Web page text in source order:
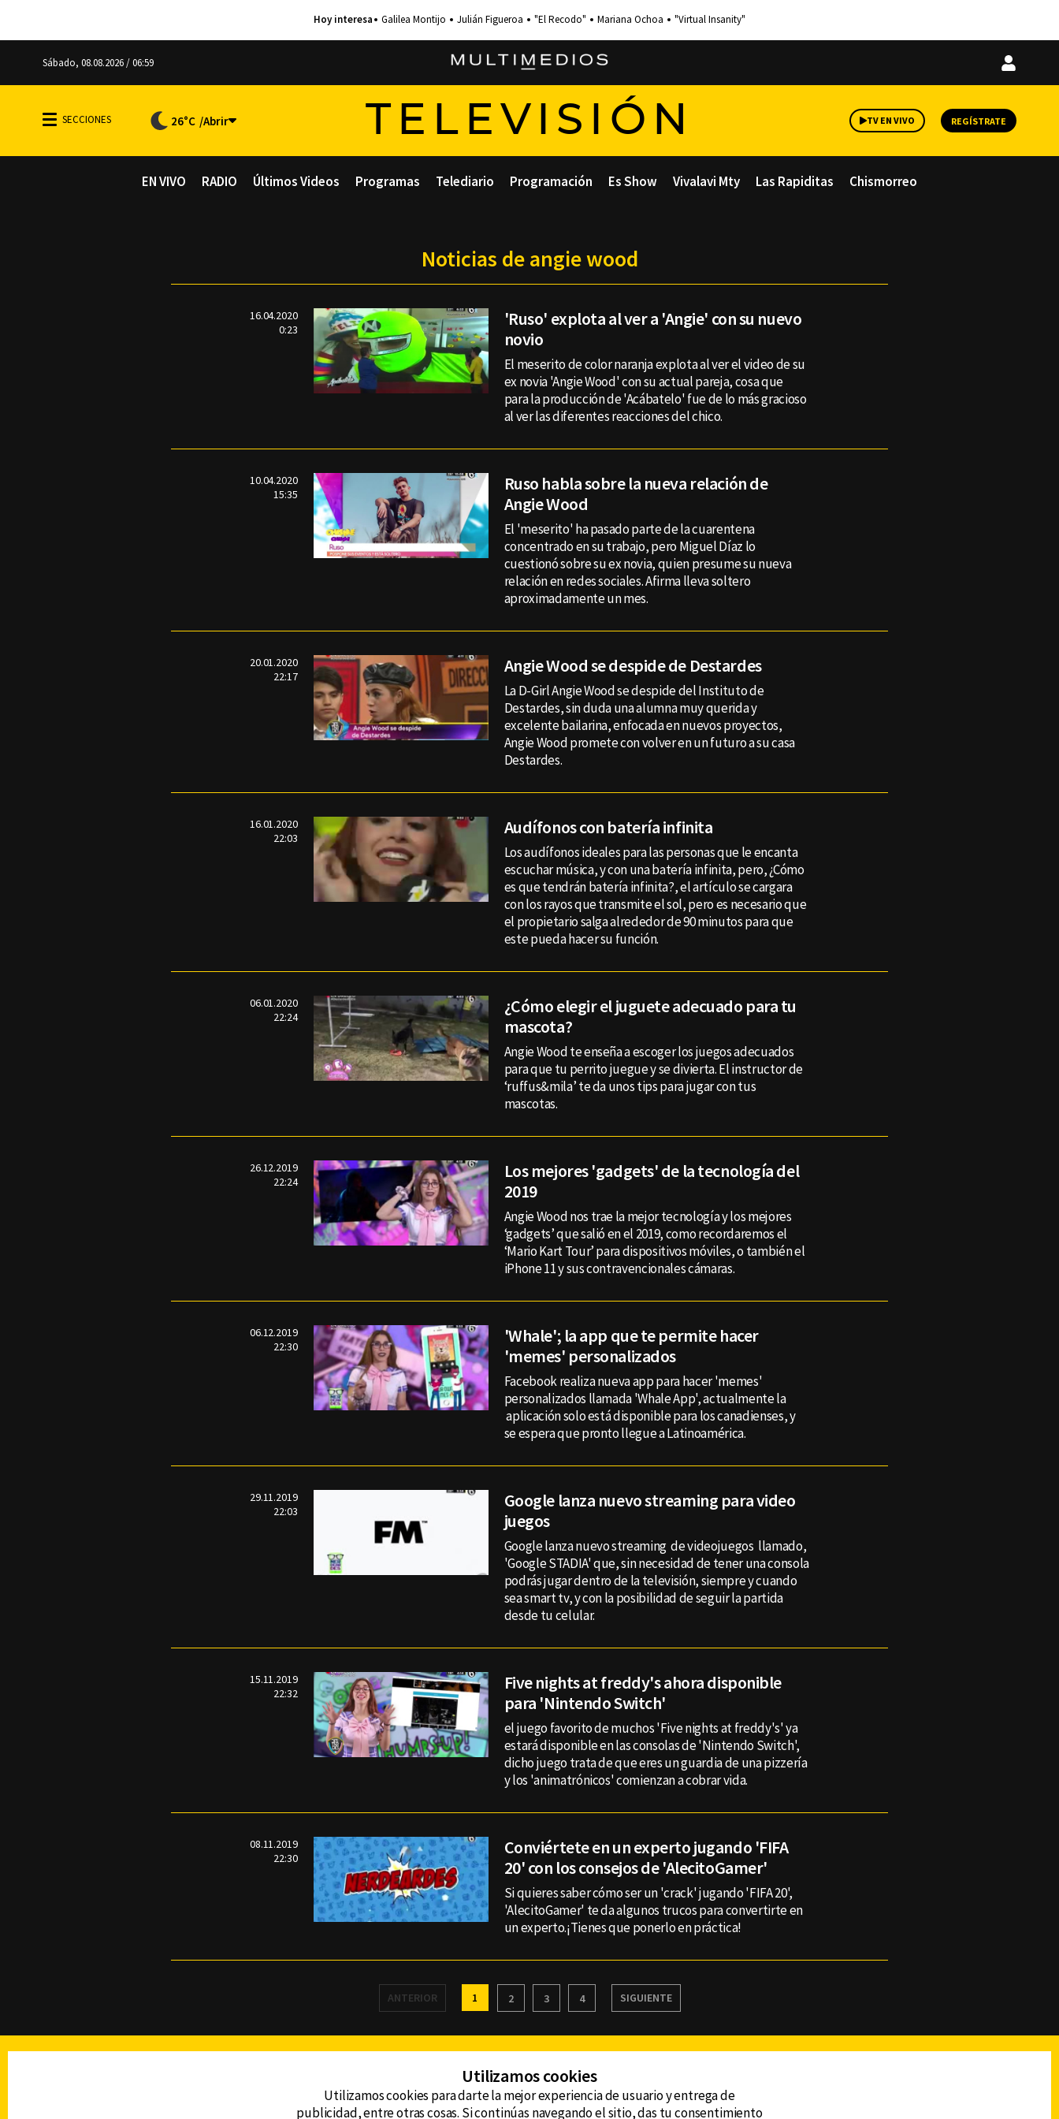
Galilea Montijo Julián Figueroa "El Recodo" Mariana Ochoa "Virtual Insanity"
Sábado, 08.08.2026 / 06:59
Iniciar
26°C TELEVISIÓN TV EN VIVO REGÍSTRATE
EN VIVO RADIO Últimos Videos Programas Telediario Programación Es Show Vivalavi Mty Las Rapiditas Chismorreo
Noticias de angie wood
16.04.2020
0:23
'Ruso' explota al ver a 'Angie' con su nuevo
novio
El meserito de color naranja explota al ver el video de su
ex novia 'Angie Wood' con su actual pareja, cosa que
para la producción de 'Acábatelo' fue de lo más gracioso
al ver las diferentes reacciones del chico.
10.04.2020
15:35
Ruso habla sobre la nueva relación de
Angie Wood
El 'meserito' ha pasado parte de la cuarentena
concentrado en su trabajo, pero Miguel Díaz lo
cuestionó sobre su ex novia, quien presume su nueva
relación en redes sociales. Afirma lleva soltero
aproximadamente un mes.
20.01.2020
22:17
Angie Wood se despide de Destardes
La D-Girl Angie Wood se despide del Instituto de
Destardes, sin duda una alumna muy querida y
excelente bailarina, enfocada en nuevos proyectos,
Angie Wood promete con volver en un futuro a su casa
Destardes.
16.01.2020
22:03
Audífonos con batería infinita
Los audífonos ideales para las personas que le encanta
escuchar música, y con una batería infinita, pero, ¿Cómo
es que tendrán batería infinita?, el artículo se cargara
con los rayos que transmite el sol, pero es necesario que
el propietario salga alrededor de 90 minutos para que
este pueda hacer su función.
06.01.2020
22:24
¿Cómo elegir el juguete adecuado para tu
mascota?
Angie Wood te enseña a escoger los juegos adecuados
para que tu perrito juegue y se divierta. El instructor de
‘ruffus&mila’ te da unos tips para jugar con tus
mascotas.
26.12.2019
22:24
Los mejores 'gadgets' de la tecnología del
2019
Angie Wood nos trae la mejor tecnología y los mejores
‘gadgets’ que salió en el 2019, como recordaremos el
‘Mario Kart Tour’ para dispositivos móviles, o también el
iPhone 11 y sus contravencionales cámaras.
06.12.2019
22:30
'Whale'; la app que te permite hacer
'memes' personalizados
Facebook realiza nueva app para hacer 'memes'
personalizados llamada 'Whale App', actualmente la
aplicación solo está disponible para los canadienses, y
se espera que pronto llegue a Latinoamérica.
29.11.2019
22:03
Google lanza nuevo streaming para video
juegos
Google lanza nuevo streaming de videojuegos llamado,
'Google STADIA' que, sin necesidad de tener una consola
podrás jugar dentro de la televisión, siempre y cuando
sea smart tv, y con la posibilidad de seguir la partida
desde tu celular.
15.11.2019
22:32
Five nights at freddy's ahora disponible
para 'Nintendo Switch'
el juego favorito de muchos 'Five nights at freddy's' ya
estará disponible en las consolas de 'Nintendo Switch',
dicho juego trata de que eres un guardia de una pizzería
y los 'animatrónicos' comienzan a cobrar vida.
08.11.2019
22:30
Conviértete en un experto jugando 'FIFA
20' con los consejos de 'AlecitoGamer'
Si quieres saber cómo ser un 'crack' jugando 'FIFA 20',
'AlecitoGamer' te da algunos trucos para convertirte en
un experto.¡Tienes que ponerlo en práctica!
ANTERIOR 1 2 3 4 SIGUIENTE
Utilizamos cookies
Utilizamos cookies para darte la mejor experiencia de usuario y entrega de
publicidad, entre otras cosas. Si continúas navegando el sitio, das tu consentimiento